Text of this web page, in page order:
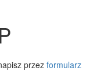
przez formularz